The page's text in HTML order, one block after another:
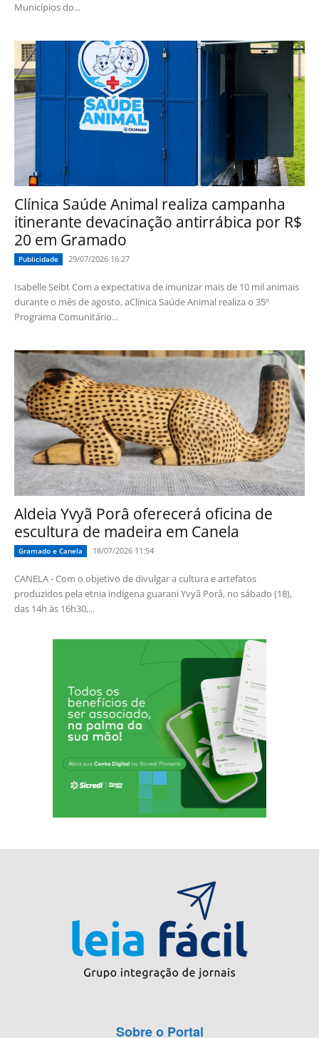
Municípios do...
Clínica Saúde Animal realiza campanha
itinerante devacinação antirrábica por R$
20 em Gramado
Publicidade 29/07/2026 16:27
Isabelle Seibt Com a expectativa de imunizar mais de 10 mil animais
durante o mês de agosto, aClínica Saúde Animal realiza o 35º
Programa Comunitário...
Aldeia Yvyã Porâ oferecerá oficina de
escultura de madeira em Canela
Gramado e Canela 18/07/2026 11:54
CANELA - Com o objetivo de divulgar a cultura e artefatos
produzidos pela etnia indígena guarani Yvyã Porâ, no sábado (18),
das 14h às 16h30,...
Sobre o Portal